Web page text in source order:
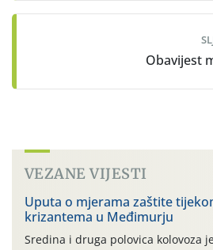
Obavijest
VEZANE VIJESTI
Uputa o mjerama zaštite
krizantema u Međimurju
Sredina i druga polovica kolovoza